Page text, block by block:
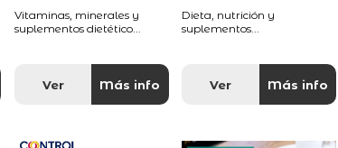
Vitaminas, minerales y
suplementos dietético...
Ver Más info
Dieta, nutrición y
suplementos...
Ver Más info